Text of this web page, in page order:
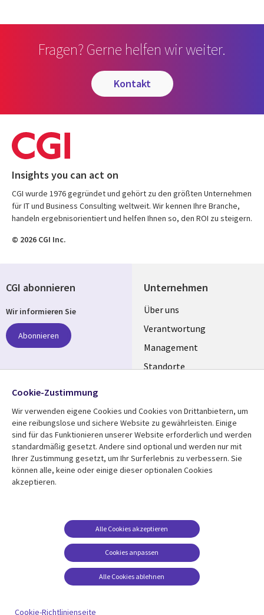
Fragen? Gerne helfen wir weiter.
kontakt
Insights you can act on
CGI wurde 1976 gegründet und gehört zu den größten Unternehmen
für IT und Business Consulting weltweit. Wir kennen Ihre Branche,
handeln ergebnisorientiert und helfen Ihnen so, den ROI zu steigern.
© 2026 CGI Inc.
Unternehmen
Useful
links
GERMANY
Über uns
Verantwortung
Management
Standorte
Mediathek
Library
GERMANY
Aktuelles
Rechtliches
Beschwerden/Hinweise
Compliance
Datenschutz
Impressum
CGI abonnieren
Wir informieren Sie
Abonnieren
Folgen Sie uns
Social
Media
GERMANY
Cookie-Zustimmung
Wir verwenden eigene Cookies und Cookies von Drittanbietern, um
eine reibungslose und sichere Website zu gewährleisten. Einige
sind für das Funktionieren unserer Website erforderlich und werden
standardmäßig gesetzt. Andere sind optional und werden nur mit
Ihrer Zustimmung gesetzt, um Ihr Surferlebnis zu verbessern. Sie
können alle, keine oder einige dieser optionalen Cookies
akzeptieren.
Cookies anpassen
Alle Cookies akzeptieren
Alle Cookies ablehnen
Cookie-Richtlinienseite